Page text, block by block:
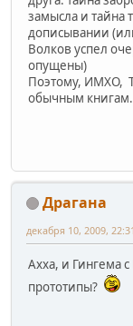
замысла и тайна
дописывании
Волков успел
опущены)
Поэтому, ИМХО,
обычным книгам.
Драгана
декабря 10, 2009, 22:31
Ахха, и Гингема
прототипы?